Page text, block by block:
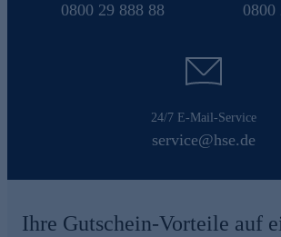
0800 29 888 88 0800
24/7 E-Mail-Service
service@hse.de
Ihre Gutschein-Vorteile auf